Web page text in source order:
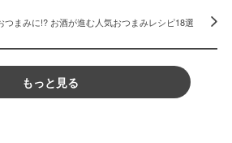
つまみに!? お酒が進む人気おつまみレシピ18選
もっと見る